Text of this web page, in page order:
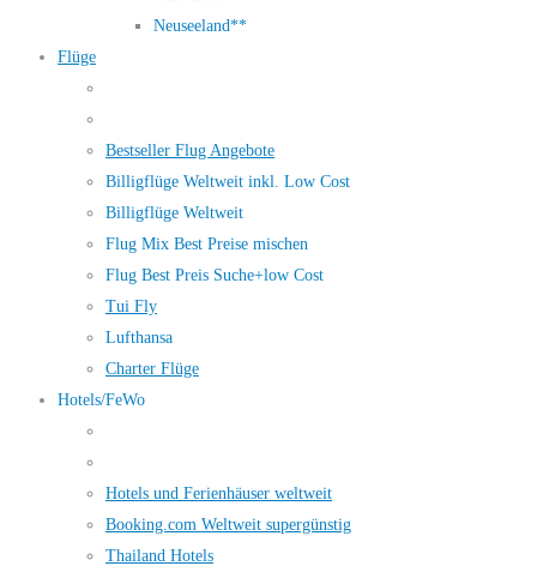
Neuseeland**
Flüge
Bestseller Flug Angebote
Billigflüge Weltweit inkl. Low Cost
Billigflüge Weltweit
Flug Mix Best Preise mischen
Flug Best Preis Suche+low Cost
Tui Fly
Lufthansa
Charter Flüge
Hotels/FeWo
Hotels und Ferienhäuser weltweit
Booking.com Weltweit supergünstig
Thailand Hotels